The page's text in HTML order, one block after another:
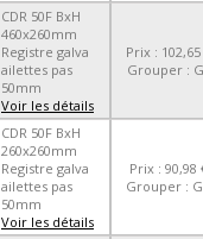
CDR 50F BxH
460x260mm
Registre galva
ailettes pas
50mm
Voir les détails
Prix :
Grouper :
CDR 50F BxH
260x260mm
Registre galva
ailettes pas
50mm
Voir les détails
Prix : 90,98
Grouper :